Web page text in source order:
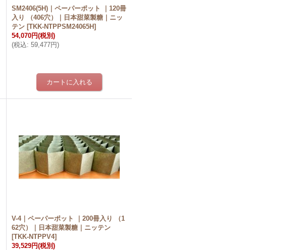
SM2406(5H)｜ペーパーポット ｜120冊
入り （406穴）｜日本甜菜製糖｜ニッ
テン [TKK-NTPPSM24065H]
54,070円(税別)
(税込: 59,477円)
V-4｜ペーパーポット ｜200冊入り （1
62穴）｜日本甜菜製糖｜ニッテン
[TKK-NTPPV4]
39,529円(税別)